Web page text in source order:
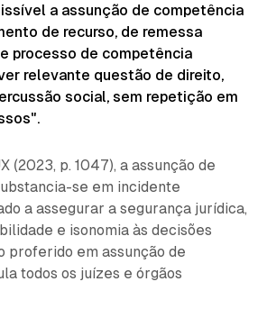
a assunção de competência
de recurso, de remessa
processo de competência
relevante questão de direito,
social, sem repetição em
(2023, p. 1047), a assunção de
se em incidente
a assegurar a segurança jurídica,
e isonomia às decisões
proferido em assunção de
todos os juízes e órgãos